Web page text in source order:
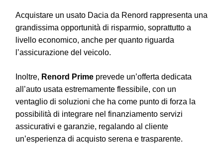
Acquistare un usato Dacia da Renord rappresenta una
grandissima opportunità di risparmio, soprattutto a
livello economico, anche per quanto riguarda
l’assicurazione del veicolo.
Inoltre, Renord Prime prevede un’offerta dedicata
all’auto usata estremamente flessibile, con un
ventaglio di soluzioni che ha come punto di forza la
possibilità di integrare nel finanziamento servizi
assicurativi e garanzie, regalando al cliente
un’esperienza di acquisto serena e trasparente.